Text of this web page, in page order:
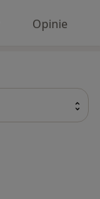
Opinie